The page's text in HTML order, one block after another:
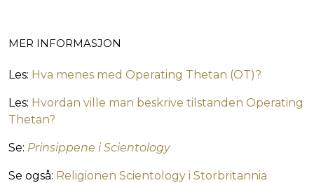
MER INFORMASJON
Les: Hva menes med Operating Thetan (OT)?
Les: Hvordan ville man beskrive tilstanden Operating
Thetan?
Se: Prinsippene i Scientology
Se også: Religionen Scientology i Storbritannia